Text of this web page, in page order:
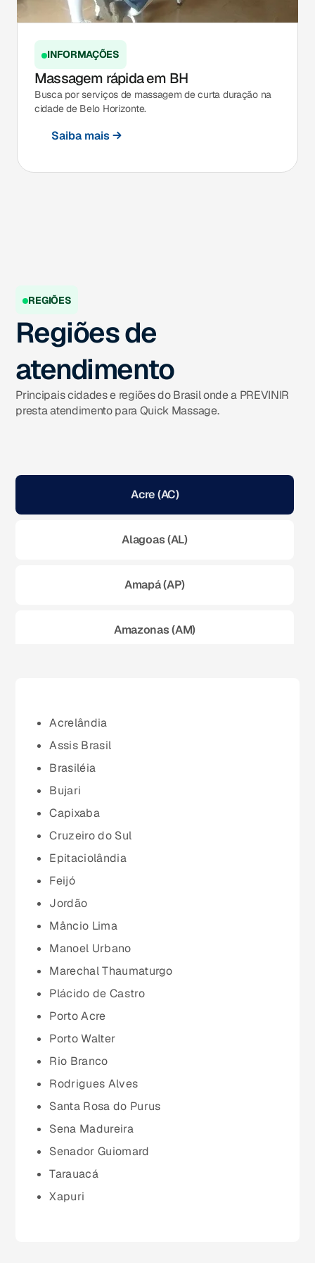
INFORMAÇÕES
Massagem rápida em BH
Busca por serviços de massagem de curta duração na
cidade de Belo Horizonte.
Saiba mais
REGIÕES
Regiões de
atendimento
Principais cidades e regiões do Brasil onde a PREVINIR
presta atendimento para Quick Massage.
Acre (AC)
Alagoas (AL)
Amapá (AP)
Amazonas (AM)
Maranhão (MA)
Paraíba (PB)
Paraná (PR)
Acrelândia
Assis Brasil
Brasiléia
Bujari
Capixaba
Cruzeiro do Sul
Epitaciolândia
Feijó
Jordão
Mâncio Lima
Manoel Urbano
Marechal Thaumaturgo
Plácido de Castro
Porto Acre
Porto Walter
Rio Branco
Rodrigues Alves
Santa Rosa do Purus
Sena Madureira
Senador Guiomard
Tarauacá
Xapuri